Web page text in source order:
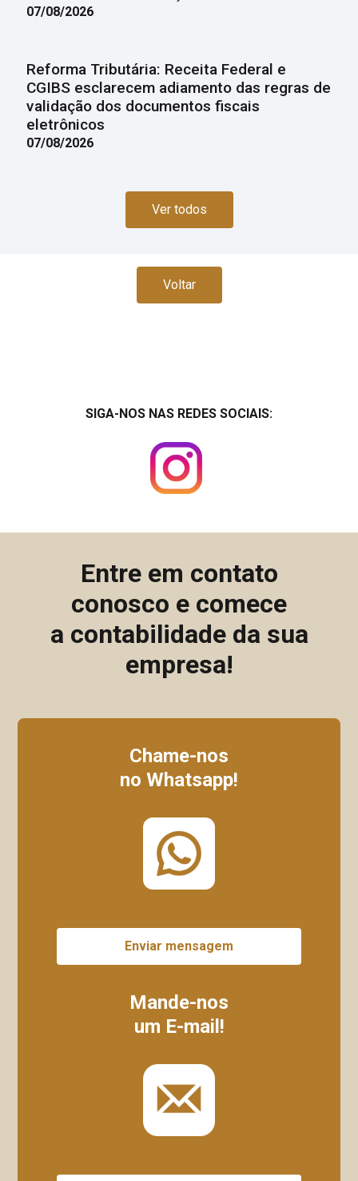
07/08/2026
Reforma Tributária: Receita Federal e
CGIBS esclarecem adiamento das regras de
validação dos documentos fiscais
eletrônicos
07/08/2026
Ver todos
Voltar
SIGA-NOS NAS REDES SOCIAIS:
Entre em contato
conosco e comece
a contabilidade da sua
empresa!
Chame-nos
no Whatsapp!
Enviar mensagem
Mande-nos
um E-mail!